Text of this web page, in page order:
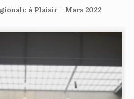
à Plaisir – Mars 2022